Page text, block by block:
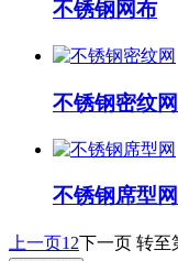
不锈钢网布
不锈钢密纹网
不锈钢席型网
上一页1 2下一页 转至